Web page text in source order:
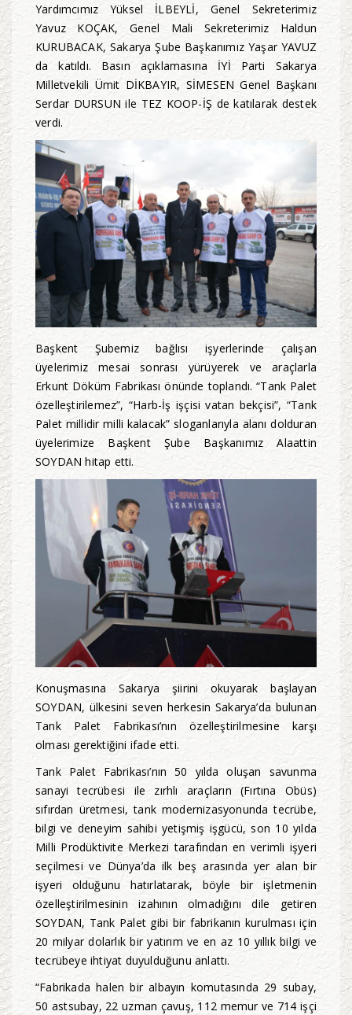
Yardımcımız Yüksel İLBEYLİ, Genel Sekreterimiz
Yavuz KOÇAK, Genel Mali Sekreterimiz Haldun
KURUBACAK, Sakarya Şube Başkanımız Yaşar YAVUZ
da katıldı. Basın açıklamasına İYİ Parti Sakarya
Milletvekili Ümit DİKBAYIR, SİMESEN Genel Başkanı
Serdar DURSUN ile TEZ KOOP-İŞ de katılarak destek
verdi.
Başkent Şubemiz bağlısı işyerlerinde çalışan
üyelerimiz mesai sonrası yürüyerek ve araçlarla
Erkunt Döküm Fabrikası önünde toplandı. “Tank Palet
özelleştirilemez”, “Harb-İş işçisi vatan bekçisi”, “Tank
Palet millidir milli kalacak” sloganlarıyla alanı dolduran
üyelerimize Başkent Şube Başkanımız Alaattin
SOYDAN hitap etti.
Konuşmasına Sakarya şiirini okuyarak başlayan
SOYDAN, ülkesini seven herkesin Sakarya’da bulunan
Tank Palet Fabrikası’nın özelleştirilmesine karşı
olması gerektiğini ifade etti.
Tank Palet Fabrikası’nın 50 yılda oluşan savunma
sanayi tecrübesi ile zırhlı araçların (Fırtına Obüs)
sıfırdan üretmesi, tank modernizasyonunda tecrübe,
bilgi ve deneyim sahibi yetişmiş işgücü, son 10 yılda
Milli Prodüktivite Merkezi tarafından en verimli işyeri
seçilmesi ve Dünya’da ilk beş arasında yer alan bir
işyeri olduğunu hatırlatarak, böyle bir işletmenin
özelleştirilmesinin izahının olmadığını dile getiren
SOYDAN, Tank Palet gibi bir fabrikanın kurulması için
20 milyar dolarlık bir yatırım ve en az 10 yıllık bilgi ve
tecrübeye ihtiyat duyulduğunu anlattı.
“Fabrikada halen bir albayın komutasında 29 subay,
50 astsubay, 22 uzman çavuş, 112 memur ve 714 işçi